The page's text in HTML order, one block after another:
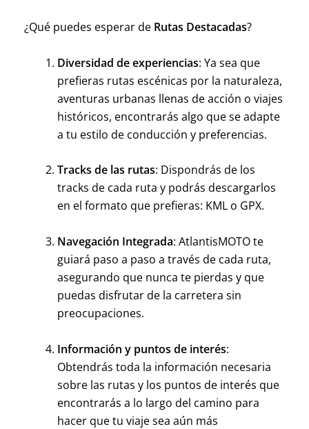
¿Qué puedes esperar de Rutas Destacadas?
Diversidad de experiencias: Ya sea que
prefieras rutas escénicas por la naturaleza,
aventuras urbanas llenas de acción o viajes
históricos, encontrarás algo que se adapte
a tu estilo de conducción y preferencias.
Tracks de las rutas: Dispondrás de los
tracks de cada ruta y podrás descargarlos
en el formato que prefieras: KML o GPX.
Navegación Integrada: AtlantisMOTO te
guiará paso a paso a través de cada ruta,
asegurando que nunca te pierdas y que
puedas disfrutar de la carretera sin
preocupaciones.
Información y puntos de interés:
Obtendrás toda la información necesaria
sobre las rutas y los puntos de interés que
encontrarás a lo largo del camino para
hacer que tu viaje sea aún más